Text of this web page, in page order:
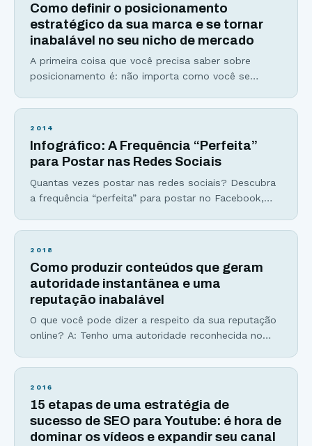
busque ter um negócio bem sucedido. E
Como definir o posicionamento
estratégico da sua marca e se tornar
inabalável no seu nicho de mercado
A primeira coisa que você precisa saber sobre
posicionamento é: não importa como você se
clientes enxergam você! De nada adianta afirmar
trabalho como algo relevante em seu nicho. A
2014
Infográfico: A Frequência “Perfeita”
para Postar nas Redes Sociais
Quantas vezes postar nas redes sociais? Descubra
a frequência “perfeita” para postar no Facebook,
aquela comida que você adora? Então, imagina ter
hora você vai enjoar. Não ficou convencido? Acha
impossível enjoar
2018
Como produzir conteúdos que geram
autoridade instantânea e uma
reputação inabalável
O que você pode dizer a respeito da sua reputação
online? A: Tenho uma autoridade reconhecida no
ou o que faço C: Minha imagem na internet não é
2016
15 etapas de uma estratégia de
sucesso de SEO para Youtube: é hora de
dominar os vídeos e expandir seu canal